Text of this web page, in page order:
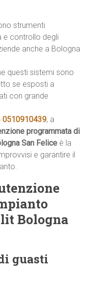
strumenti
e controllo degli
anche a Bologna
questi sistemi sono
se esposti a
con grande
0510910439, a
programmata di
San Felice è la
e garantire il
Bologna
guasti